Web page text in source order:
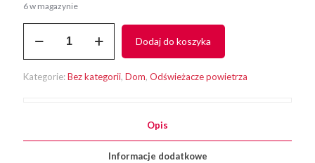
6 w magazynie
Wkład
AMBI
Dodaj do koszyka
Kategorie:Bez kategorii, Dom, Odświeżacze powietrza
Opis
Informacje dodatkowe